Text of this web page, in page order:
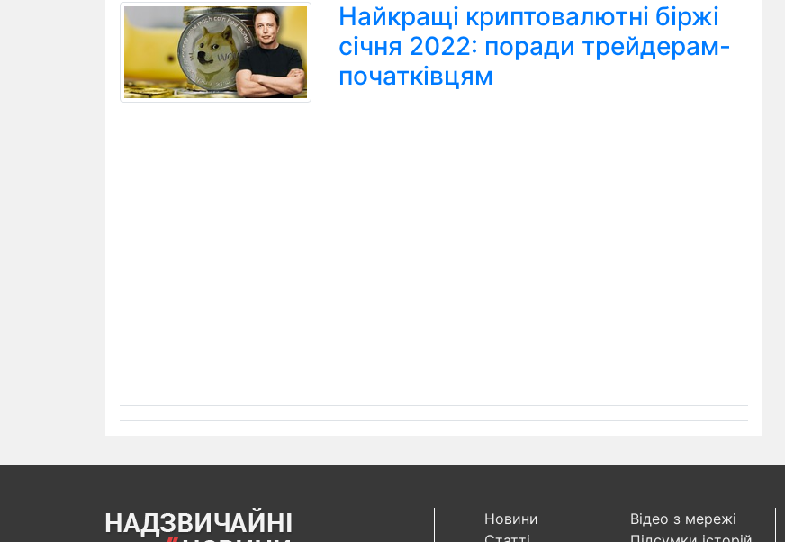
Найкращі криптовалютні біржі
січня 2022: поради трейдерам-
початківцям
Новини
Відео з мережі